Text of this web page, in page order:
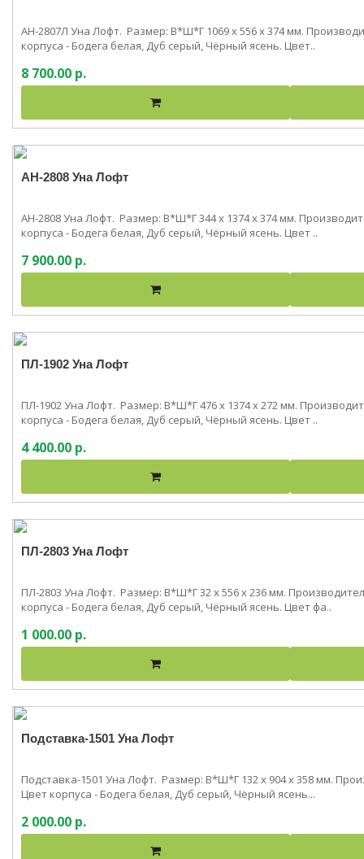
АН-2807Л Уна Лофт. Размер: В*Ш*Г 1069 x 556 x 374 мм.
корпуса - Бодега белая, Дуб серый, Чёрный ясень. Цвет..
8 700.00 р.
АН-2808 Уна Лофт
АН-2808 Уна Лофт. Размер: В*Ш*Г 344 x 1374 x 374 мм.
корпуса - Бодега белая, Дуб серый, Чёрный ясень. Цвет ..
7 900.00 р.
ПЛ-1902 Уна Лофт
ПЛ-1902 Уна Лофт. Размер: В*Ш*Г 476 x 1374 x 272 мм.
корпуса - Бодега белая, Дуб серый, Чёрный ясень. Цвет ..
4 400.00 р.
ПЛ-2803 Уна Лофт
ПЛ-2803 Уна Лофт. Размер: В*Ш*Г 32 x 556 x 236 мм.
корпуса - Бодега белая, Дуб серый, Чёрный ясень. Цвет фа..
1 000.00 р.
Подставка-1501 Уна Лофт
Подставка-1501 Уна Лофт. Размер: В*Ш*Г 132 x 904 x 358 мм.
Цвет корпуса - Бодега белая, Дуб серый, Чёрный ясень...
2 000.00 р.